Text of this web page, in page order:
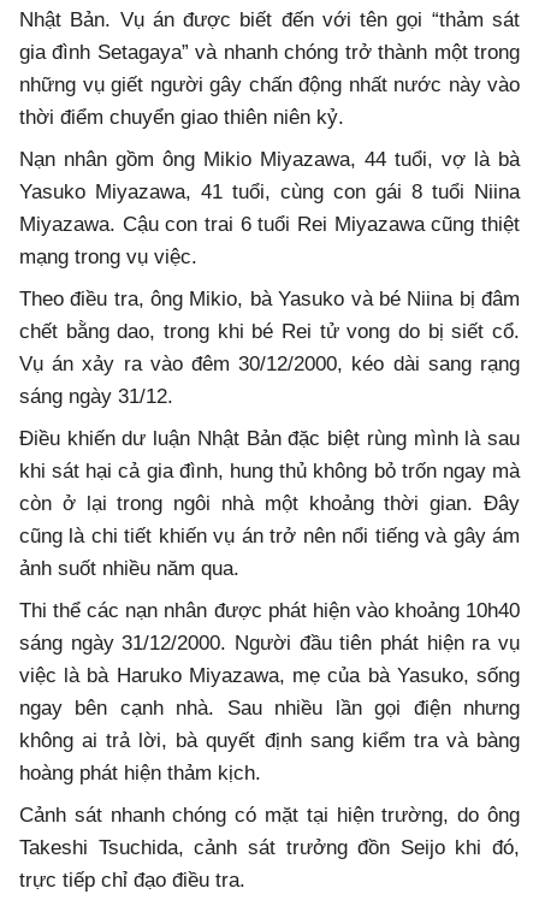
Nhật Bản. Vụ án được biết đến với tên gọi “thảm sát
gia đình Setagaya” và nhanh chóng trở thành một trong
những vụ giết người gây chấn động nhất nước này vào
thời điểm chuyển giao thiên niên kỷ.
Nạn nhân gồm ông Mikio Miyazawa, 44 tuổi, vợ là bà
Yasuko Miyazawa, 41 tuổi, cùng con gái 8 tuổi Niina
Miyazawa. Cậu con trai 6 tuổi Rei Miyazawa cũng thiệt
mạng trong vụ việc.
Theo điều tra, ông Mikio, bà Yasuko và bé Niina bị đâm
chết bằng dao, trong khi bé Rei tử vong do bị siết cổ.
Vụ án xảy ra vào đêm 30/12/2000, kéo dài sang rạng
sáng ngày 31/12.
Điều khiến dư luận Nhật Bản đặc biệt rùng mình là sau
khi sát hại cả gia đình, hung thủ không bỏ trốn ngay mà
còn ở lại trong ngôi nhà một khoảng thời gian. Đây
cũng là chi tiết khiến vụ án trở nên nổi tiếng và gây ám
ảnh suốt nhiều năm qua.
Thi thể các nạn nhân được phát hiện vào khoảng 10h40
sáng ngày 31/12/2000. Người đầu tiên phát hiện ra vụ
việc là bà Haruko Miyazawa, mẹ của bà Yasuko, sống
ngay bên cạnh nhà. Sau nhiều lần gọi điện nhưng
không ai trả lời, bà quyết định sang kiểm tra và bàng
hoàng phát hiện thảm kịch.
Cảnh sát nhanh chóng có mặt tại hiện trường, do ông
Takeshi Tsuchida, cảnh sát trưởng đồn Seijo khi đó,
trực tiếp chỉ đạo điều tra.